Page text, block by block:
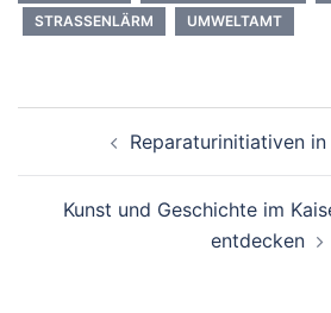
STRASSENLÄRM
UMWELTAMT
NavigationReparaturinitiativen
Kunst und Geschichte im
entdecken